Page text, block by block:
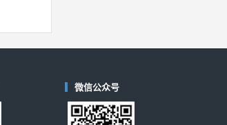
微信公众号